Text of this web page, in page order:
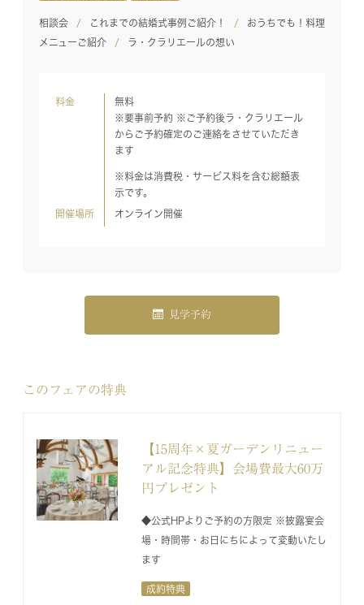
相談会 これまでの結婚式事例ご紹介！
おうちでも！料理
メニューご紹介
ラ・クラリエールの想い
料金
無料
※要事前予約 ※ご予約後ラ・クラリエール
からご予約確定のご連絡をさせていただき
ます
※料金は消費税・サービス料を含む総額表
示です。
開催場所 オンライン開催
見学予約
このフェアの特典
【15周年×夏ガーデンリニュー
アル記念特典】会場費最大60万
円プレゼント
◆公式HPよりご予約の方限定 ※披露宴会
場・時間帯・お日にちによって変動いたし
ます
成約特典